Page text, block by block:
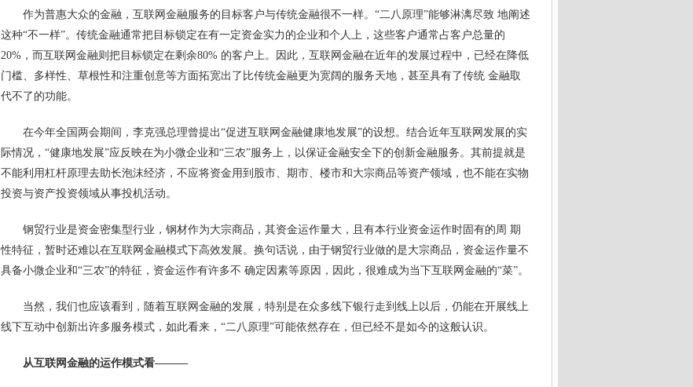
作为普惠大众的金融，互联网金融服务的目标客户与传统金融很不一样。“二八原理”能够淋漓尽致 地阐述
这种“不一样”。传统金融通常把目标锁定在有一定资金实力的企业和个人上，这些客户通常占客户总量的
20%，而互联网金融则把目标锁定在剩余80% 的客户上。因此，互联网金融在近年的发展过程中，已经在降低
门槛、多样性、草根性和注重创意等方面拓宽出了比传统金融更为宽阔的服务天地，甚至具有了传统 金融取
代不了的功能。
在今年全国两会期间，李克强总理曾提出“促进互联网金融健康地发展”的设想。结合近年互联网发展的实
际情况，“健康地发展”应反映在为小微企业和“三农”服务上，以保证金融安全下的创 新金融服务。其前提就是
不能利用杠杆原理去助长泡沫经济，不应将资金用到股市、期市、楼市和大宗商品等资产领域，也不能在实物
投资与资产投资领域从事投机活动。
钢贸行业是资金密集型行业， 钢材作为大宗商品，其资金运作量大，且有本行业资金运作时固有的周 期
性特征，暂时还难以在互联网金融模式下高效发展。换句话说，由于钢贸行业做的是大宗商品，资金运作量不
具备小微企业和“三农”的特征，资金运作有许多不 确定因素等原因，因此，很难成为当下互联网金融的“菜”。
当然，我们也应该看到，随着互联网金融的发展，特别是在众多线下银行走到线上以后，仍能在开展线上
线下互动中创新出许多服务模式，如此看来，“二八原理”可能依然存在，但已经不是如今的这般认识。
从互联网金融的运作模式看———